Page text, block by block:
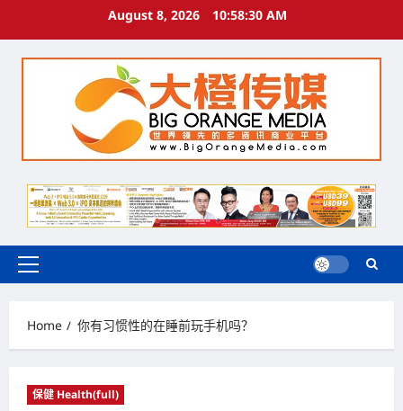
August 8, 2026 10:58:31 AM
Primary
Home
你有习惯性的在睡前玩手机吗？
保健 Health(full)